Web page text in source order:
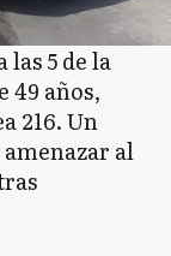
5 de la
49 años,
216. Un
al